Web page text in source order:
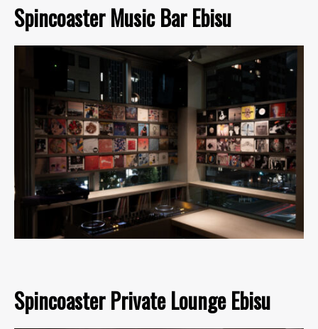
Spincoaster Music Bar Ebisu
Spincoaster Private Lounge Ebisu